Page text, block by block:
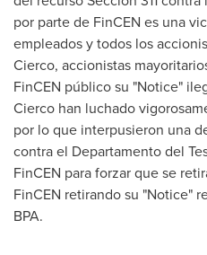
por parte de FinCEN es una
empleados y todos los
Cierco, accionistas
FinCEN público su "Notice"
Cierco han luchado
por lo que interpusieron una
contra el Departamento del
FinCEN para forzar que se
FinCEN retirando su "Notice"
BPA.